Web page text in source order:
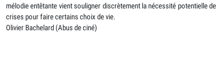
mélodie entêtante vient souligner discrètement la nécessité potentielle de
crises pour faire certains choix de vie.
Olivier Bachelard (Abus de ciné)